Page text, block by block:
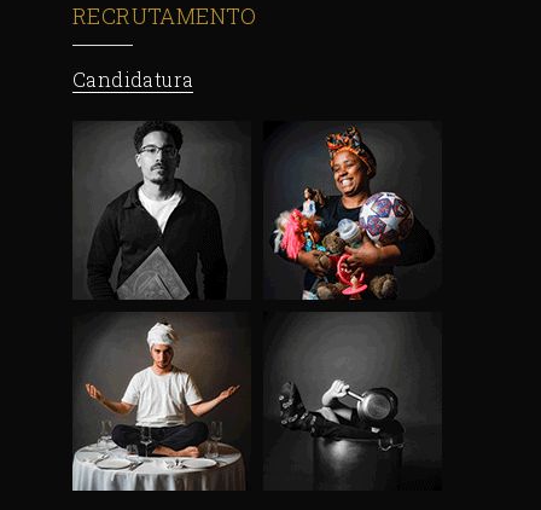
RECRUTAMENTO
Candidatura